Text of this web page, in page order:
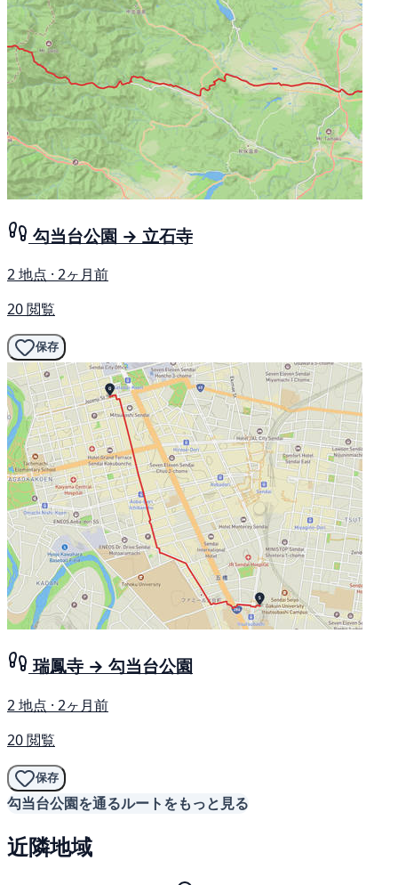
勾当台公園 → 立石寺
2 地点 · 2ヶ月前
20 閲覧
保存
瑞鳳寺 → 勾当台公園
2 地点 · 2ヶ月前
20 閲覧
保存
勾当台公園を通るルートをもっと見る
近隣地域